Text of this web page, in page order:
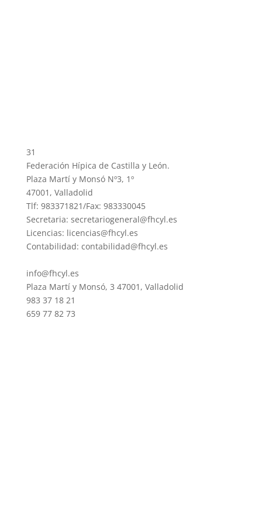
31
Federación Hípica de Castilla y León.
Plaza Martí y Monsó Nº3, 1º
47001, Valladolid
Tlf: 983371821/Fax: 983330045
Secretaria: secretariogeneral@fhcyl.es
Licencias: licencias@fhcyl.es
Contabilidad: contabilidad@fhcyl.es
info@fhcyl.es
Plaza Martí y Monsó, 3 47001, Valladolid
983 37 18 21
659 77 82 73